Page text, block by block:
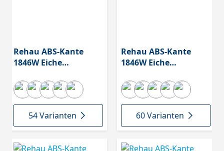
Rehau ABS-Kante
1846W Eiche
Prägung 142
54 Varianten
Rehau ABS-Kante
1846W Eiche
Prägung 33
60 Varianten